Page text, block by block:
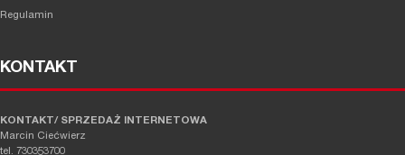
Regulamin
KONTAKT
KONTAKT/ SPRZEDAŻ INTERNETOWA
Marcin Ciećwierz
tel. 730353700